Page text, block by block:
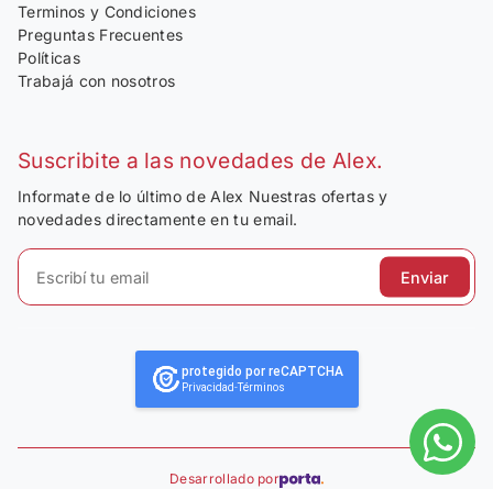
Terminos y Condiciones
Preguntas Frecuentes
Políticas
Trabajá con nosotros
Suscribite a las novedades de Alex.
Informate de lo último de Alex Nuestras ofertas y
novedades directamente en tu email.
Enviar
protegido por reCAPTCHA
Privacidad-Términos
Desarrollado por